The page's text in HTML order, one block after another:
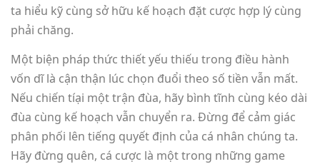
ta hiểu kỹ cùng sở hữu kế hoạch đặt cược hợp lý cùng
phải chăng.
Một biện pháp thức thiết yếu thiếu trong điều hành
vốn dĩ là cận thận lúc chọn đuổi theo số tiền vẫn mất.
Nếu chiến tíại một trận đùa, hãy bình tĩnh cùng kéo dài
đùa cùng kế hoạch vẫn chuyển ra. Đừng để cảm giác
phân phối lên tiếng quyết định của cá nhân chúng ta.
Hãy đừng quên, cá cược là một trong những game